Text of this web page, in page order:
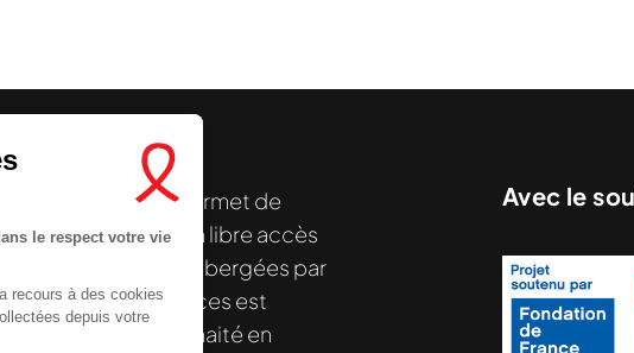
le respect votre vie
recours à des cookies
depuis votre
de Sidactionpermet de
francophones en libre accès
. À l’origine, hébergées par
Centre de ressources est
qui a souhaité en
Avec le